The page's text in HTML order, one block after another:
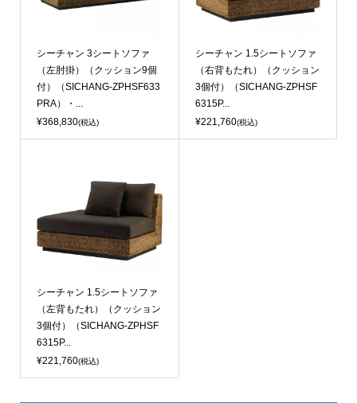
シーチャン 3シートソファ
（左肘掛）（クッション9個
付）（SICHANG-ZPHSF633
PRA）・...
¥368,830(税込)
シーチャン 1.5シートソファ
（右背もたれ）（クッション
3個付）（SICHANG-ZPHSF
6315P...
¥221,760(税込)
シーチャン 1.5シートソファ
（左背もたれ）（クッション
3個付）（SICHANG-ZPHSF
6315P...
¥221,760(税込)